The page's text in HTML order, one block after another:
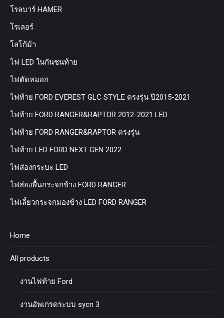
โรลบาร์ HAMER
โรเลอร์
โลโก้ม้า
ไฟ LED ในกันชนท้าย
ไฟตัดหมอก
ไฟท้าย FORD EVEREST GLC STYLE ตรงรุ่น ปี2015-2021
ไฟท้าย FORD RANGER&RAPTOR 2012-2021 LED
ไฟท้าย FORD RANGER&RAPTOR ตรงรุ่น
ไฟท้าย LED FORD NEXT GEN 2022
ไฟส่องกระบะ LED
ไฟส่องพื้นกระจกข้าง FORD RANGER
ไฟเลี้ยวกระจกมองข้าง LED FORD RANGER
Home
All products
งานไฟท้าย Ford
งานอัพเกรดระบบ sycn 3